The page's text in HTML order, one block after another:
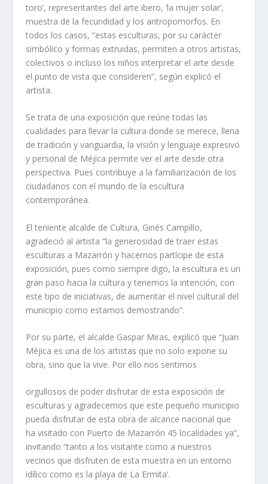
toro’, representantes del arte ibero, ‘la mujer solar’,
muestra de la fecundidad y los antropomorfos. En
todos los casos, “estas esculturas, por su carácter
simbólico y formas extruidas, permiten a otros artistas,
colectivos o incluso los niños interpretar el arte desde
el punto de vista que consideren”, según explicó el
artista.
Se trata de una exposición que reúne todas las
cualidades para llevar la cultura donde se merece, llena
de tradición y vanguardia, la visión y lenguaje expresivo
y personal de Méjica permite ver el arte desde otra
perspectiva. Pues contribuye a la familiarización de los
ciudadanos con el mundo de la escultura
contemporánea.
El teniente alcalde de Cultura, Ginés Campillo,
agradeció al artista “la generosidad de traer estas
esculturas a Mazarrón y hacernos partícipe de esta
exposición, pues como siempre digo, la escultura es un
gran paso hacia la cultura y tenemos la intención, con
este tipo de iniciativas, de aumentar el nivel cultural del
municipio como estamos demostrando”.
Por su parte, el alcalde Gaspar Miras, explicó que “Juan
Méjica es una de los artistas que no solo expone su
obra, sino que la vive. Por ello nos sentimos
orgullosos de poder disfrutar de esta exposición de
esculturas y agradecemos que este pequeño municipio
pueda disfrutar de esta obra de alcance nacional que
ha visitado con Puerto de Mazarrón 45 localidades ya”,
invitando “tanto a los visitante como a nuestros
vecinos que disfruten de esta muestra en un entorno
idílico como es la playa de La Ermita’.